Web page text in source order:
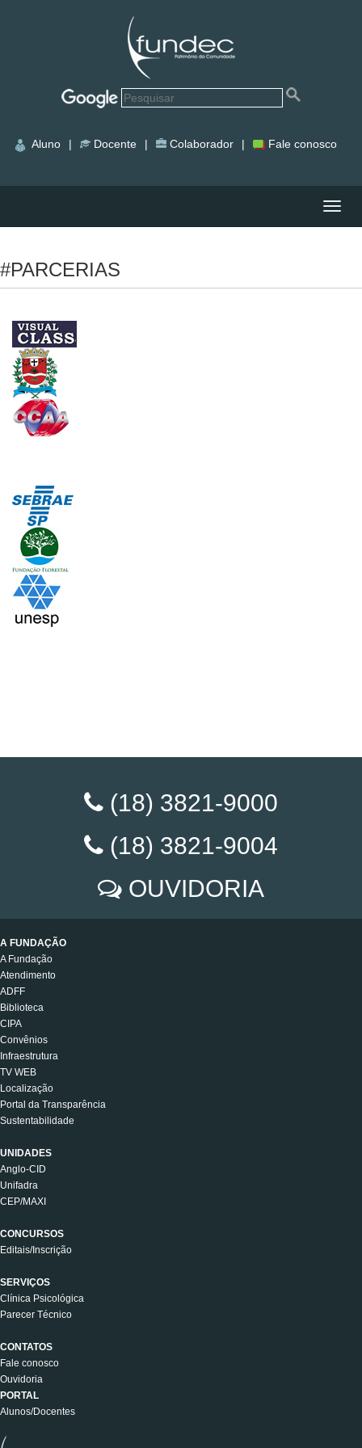
Aluno | Docente | Colaborador | Fale conosco
#PARCERIAS
(18) 3821-9000
(18) 3821-9004
OUVIDORIA
A FUNDAÇÃO
A Fundação
Atendimento
ADFF
Biblioteca
CIPA
Convênios
Infraestrutura
TV WEB
Localização
Portal da Transparência
Sustentabilidade
UNIDADES
Anglo-CID
Unifadra
CEP/MAXI
CONCURSOS
Editais/Inscrição
SERVIÇOS
Clínica Psicológica
Parecer Técnico
CONTATOS
Fale conosco
Ouvidoria
PORTAL
Alunos/Docentes